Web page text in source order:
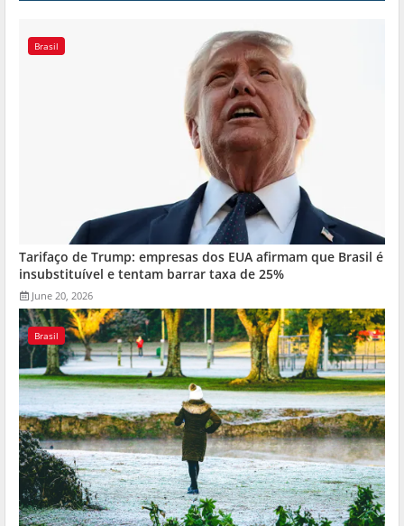
Brasil
Tarifaço de Trump: empresas dos EUA afirmam que Brasil é
insubstituível e tentam barrar taxa de 25%
June 20, 2026
Brasil